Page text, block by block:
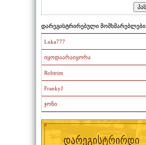
დარეგისტრირებული მომხმარებლები
Luka777
იყოდაარაიყორა
Robtrim
FrankyJ
ჯონი